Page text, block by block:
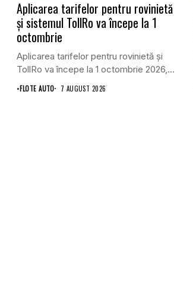
Aplicarea tarifelor pentru rovinietă
și sistemul TollRo va începe la 1
octombrie
Aplicarea tarifelor pentru rovinietă și
TollRo va începe la 1 octombrie 2026,...
•FLOTE AUTO 7 AUGUST 2026